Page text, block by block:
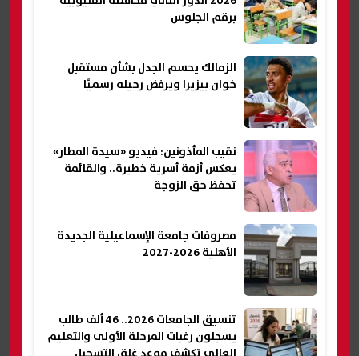
برقم الجلوس
الزمالك يحسم الجدل بشأن مستقبل
خوان بيزيرا ويرفض رحيله رسميًا
نقيب المأذونين: فيديو «سيدة المطار»
يعكس أزمة أسرية خطيرة.. والقائمة
تحفظ حق الزوجة
مصروفات جامعة الإسماعيلية الجديدة
الأهلية 2026-2027
تنسيق الجامعات 2026.. 46 ألف طالب
يسجلون رغبات المرحلة الأولى والتعليم